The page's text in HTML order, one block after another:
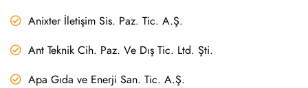
Anixter İletişim Sis. Paz. Tic. A.Ş.
Ant Teknik Cih. Paz. Ve Dış Tic. Ltd. Şti.
Apa Gıda ve Enerji San. Tic. A.Ş.